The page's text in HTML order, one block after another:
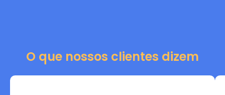
O que nossos clientes dizem